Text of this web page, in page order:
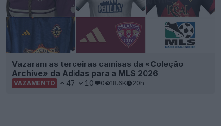
Vazaram as terceiras camisas da «Coleção
Archive» da Adidas para a MLS 2026
VAZAMENTO 47 10 0 18.6K 20h